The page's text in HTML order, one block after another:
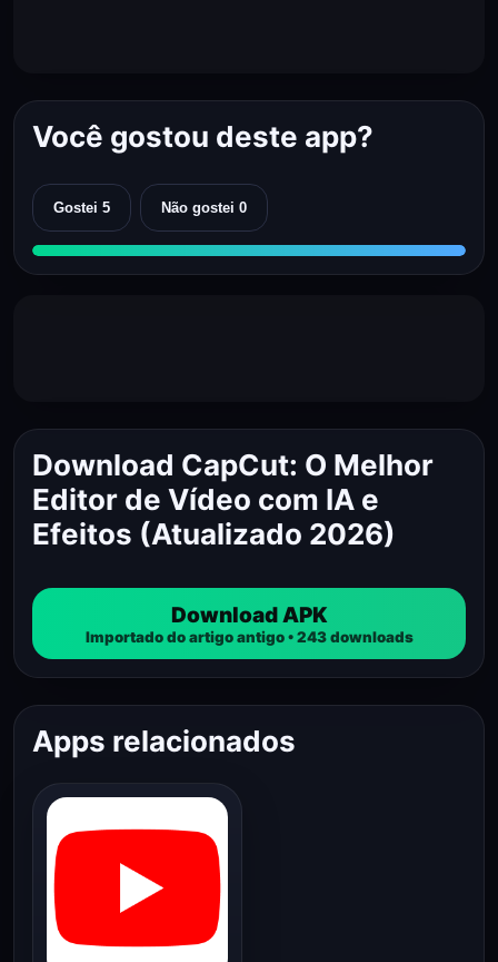
Você gostou deste app?
Gostei 5 Não gostei 0
Download CapCut: O Melhor
Editor de Vídeo com IA e
Efeitos (Atualizado 2026)
Download APK
Importado do artigo antigo • 243 downloads
Apps relacionados